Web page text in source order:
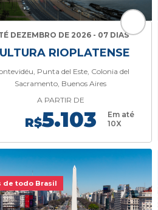
DEZEMBRO DE 2026 - 07 DIAS
RIOPLATENSE
Punta del Este, Colonia del
Sacramento, Buenos Aires
A PARTIR DE
R$5.103
Em até
10X
de todo Brasil